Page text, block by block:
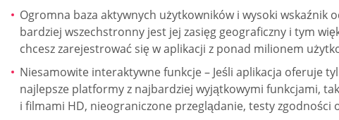
Ogromna baza aktywnych użytkowników i wysoki wskaźnik
bardziej wszechstronny jest jej zasięg geograficzny i tym
chcesz zarejestrować się w aplikacji z ponad milionem
Niesamowite interaktywne funkcje – Jeśli aplikacja oferuje
najlepsze platformy z najbardziej wyjątkowymi funkcjami,
i filmami HD, nieograniczone przeglądanie, testy zgodności